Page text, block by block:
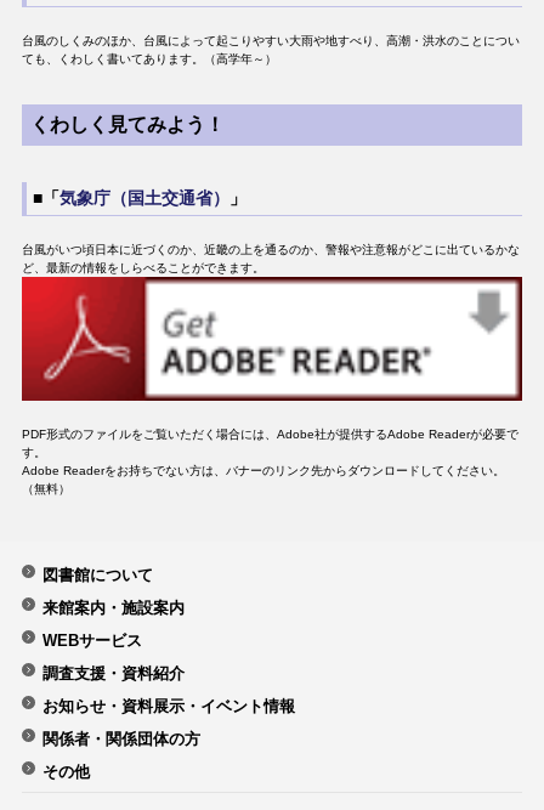
台風のしくみのほか、台風によって起こりやすい大雨や地すべり、高潮・洪水のことについ
ても、くわしく書いてあります。（高学年～）
くわしく見てみよう！
■「気象庁（国土交通省） 」
台風がいつ頃日本に近づくのか、近畿の上を通るのか、警報や注意報がどこに出ているかな
ど、最新の情報をしらべることができます。
PDF形式のファイルをご覧いただく場合には、Adobe社が提供するAdobe Readerが必要で
す。
Adobe Readerをお持ちでない方は、バナーのリンク先からダウンロードしてください。
（無料）
図書館について
来館案内・施設案内
WEBサービス
調査支援・資料紹介
お知らせ・資料展示・イベント情報
関係者・関係団体の方
その他